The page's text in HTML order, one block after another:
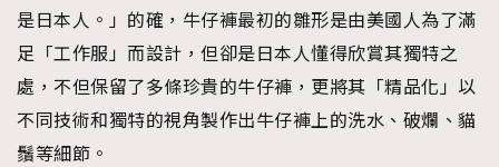
是日本人。」的確，牛仔褲最初的雛形是由美國人為了滿
足「工作服」而設計，但卻是日本人懂得欣賞其獨特之
處，不但保留了多條珍貴的牛仔褲，更將其「精品化」以
不同技術和獨特的視角製作出牛仔褲上的洗水、破爛、貓
鬚等細節。